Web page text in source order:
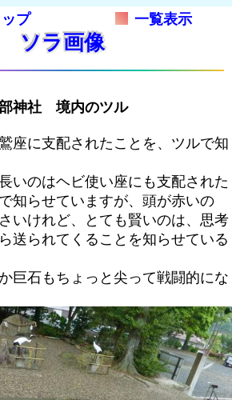
プ 一覧表示
ソラ画像
神社 境内のツル
座に支配されたことを、ツルで知
いのはヘビ使い座にも支配された
知らせていますが、頭が赤いの
いけれど、とても賢いのは、思考
送られてくることを知らせている
巨石もちょっと尖って戦闘的にな